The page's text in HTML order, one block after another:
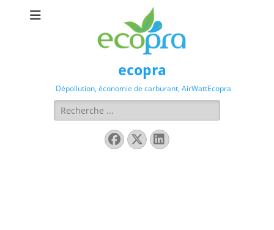
ecopra
Dépollution, économie de carburant, AirWattEcopra
Rechercher :
Facebook
X
Twitter
Linkedin